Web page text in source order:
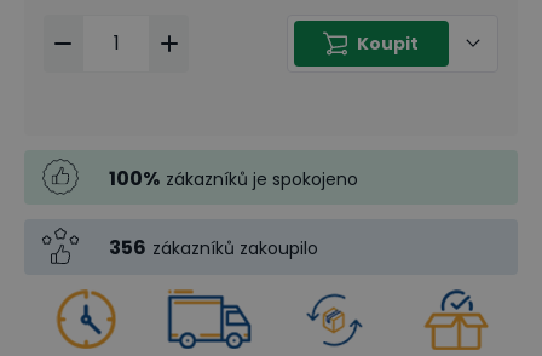
Koupit
100% zákazníků je spokojeno
356 zákazníků zakoupilo